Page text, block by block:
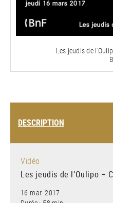
Les jeudis de
DESCRIPTION
Vidéo
Les jeudis de l’Oulipo –
16 mar. 2017